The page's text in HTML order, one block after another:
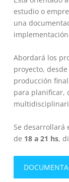
estudio o
una
Abordará los
proyecto,
producción
para planificar,
Se desarrollará
de 18 a 21 hs,